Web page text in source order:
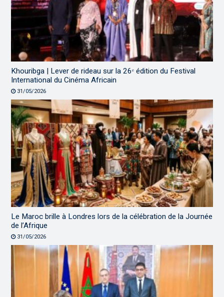
Khouribga | Lever de rideau sur la 26ᵉ édition du Festival
International du Cinéma Africain
31/05/2026
Le Maroc brille à Londres lors de la célébration de la Journée
de l’Afrique
31/05/2026